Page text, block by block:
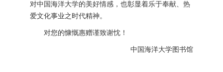
对中国海洋大学的美好情感，也彰显着乐于奉献、热
爱文化事业之时代精神。
对您的慷慨惠赠谨致谢忱！
中国海洋大学图书馆